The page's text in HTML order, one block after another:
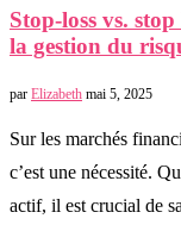
Stop-loss vs.
la gestion du
par Elizabeth mai 5, 2025
Sur les marchés
c’est une nécessité.
actif, il est crucial de